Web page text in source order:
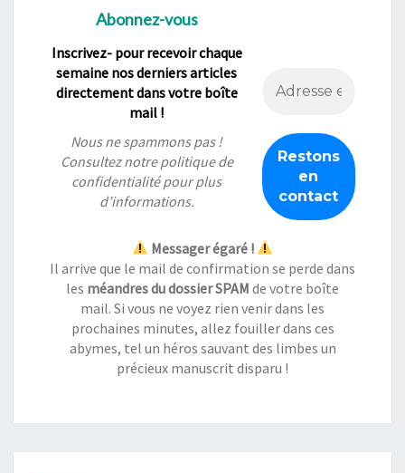
Abonnez-vous
Inscrivez- pour recevoir chaque
semaine nos derniers articles
directement dans votre boîte
mail !
Nous ne spammons pas !
Consultez notrepolitique de
confidentialitépour plus
d’informations.
Messager égaré !
Il arrive que le mail de confirmation se perde dans
les méandres du dossier SPAM de votre boîte
mail. Si vous ne voyez rien venir dans les
prochaines minutes, allez fouiller dans ces
abymes, tel un héros sauvant des limbes un
précieux manuscrit disparu !